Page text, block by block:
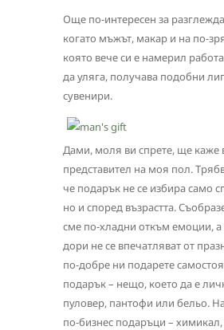
Още по-интересен за
когато мъжът, макар и на по-
която вече си е намерил
да уляга, получава подобни
сувенири.
Дами, моля ви спрете, ще каже
представител на моя пол.
че подарък не се избира само
но и според възрастта.
сме по-хладни откъм емоции, а
дори не се впечатляват от
по-добре ни подарете
подарък – нещо, което да е
пуловер, пантофи или бельо.
по-бизнес подаръци – химикал,